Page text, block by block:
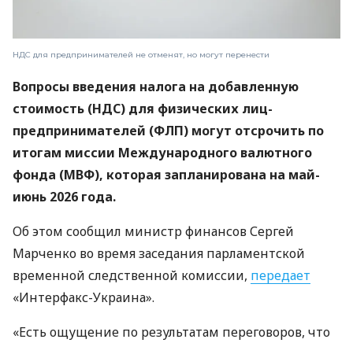
НДС для предпринимателей не отменят, но могут перенести
Вопросы введения налога на добавленную
стоимость (НДС) для физических лиц-
предпринимателей (ФЛП) могут отсрочить по
итогам миссии Международного валютного
фонда (МВФ), которая запланирована на май-
июнь 2026 года.
Об этом сообщил министр финансов Сергей
Марченко во время заседания парламентской
временной следственной комиссии, передает
«Интерфакс-Украина».
«Есть ощущение по результатам переговоров, что